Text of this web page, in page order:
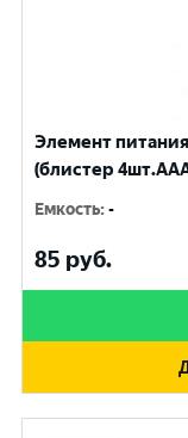
Элемент питания
(блистер
Емкость:-
85 руб.